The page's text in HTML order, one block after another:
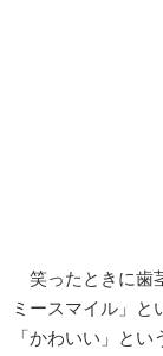
笑ったときに歯
ミースマイル」と
「かわいい」と